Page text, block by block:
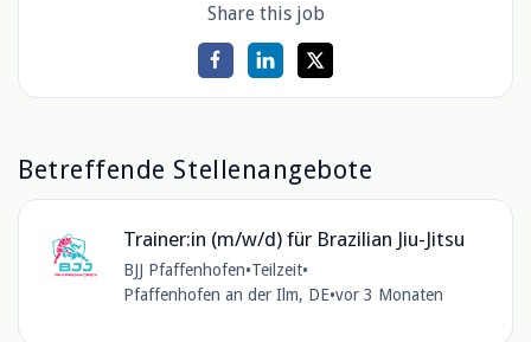
Share this job
Betreffende Stellenangebote
Trainer:in (m/w/d) für Brazilian Jiu-Jitsu
BJJ Pfaffenhofen•Teilzeit•
Pfaffenhofen an der Ilm, DE•vor 3 Monaten